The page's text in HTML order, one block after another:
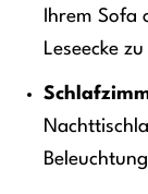
Ihrem Sofa
Leseecke